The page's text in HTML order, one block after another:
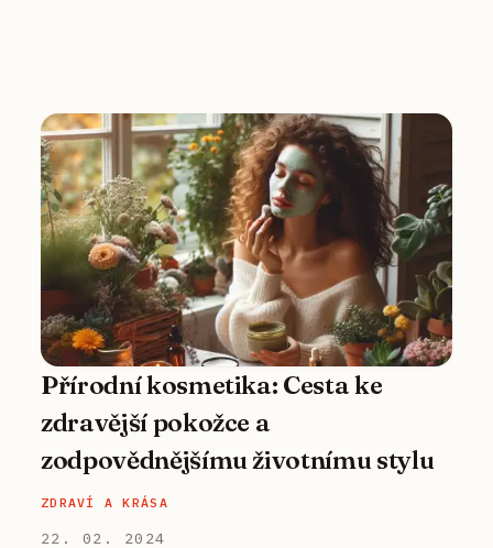
Přírodní kosmetika: Cesta ke
zdravější pokožce a
zodpovědnějšímu životnímu stylu
ZDRAVÍ A KRÁSA
22. 02. 2024